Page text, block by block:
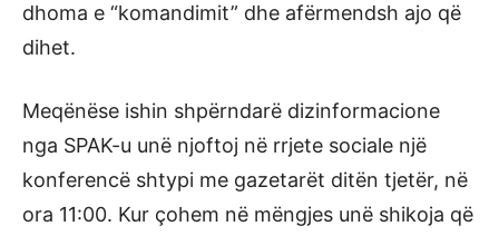
dhoma e “komandimit” dhe afërmendsh ajo që
dihet.
Meqënëse ishin shpërndarë dizinformacione
nga SPAK-u unë njoftoj në rrjete sociale një
konferencë shtypi me gazetarët ditën tjetër, në
ora 11:00. Kur çohem në mëngjes unë shikoja që